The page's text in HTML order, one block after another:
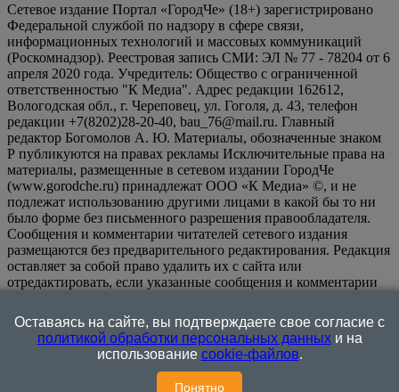
Сетевое издание Портал «ГородЧе» (18+) зарегистрировано
Федеральной службой по надзору в сфере связи,
информационных технологий и массовых коммуникаций
(Роскомнадзор). Реестровая запись СМИ: ЭЛ № 77 - 78204 от 6
апреля 2020 года. Учредитель: Общество с ограниченной
ответственностью "К Медиа". Адрес редакции 162612,
Вологодская обл., г. Череповец, ул. Гоголя, д. 43, телефон
редакции +7(8202)28-20-40, bau_76@mail.ru. Главный
редактор Богомолов А. Ю. Материалы, обозначенные знаком
Р публикуются на правах рекламы Исключительные права на
материалы, размещенные в сетевом издании ГородЧе
(www.gorodche.ru) принадлежат ООО «К Медиа» ©, и не
подлежат использованию другими лицами в какой бы то ни
было форме без письменного разрешения правообладателя.
Сообщения и комментарии читателей сетевого издания
размещаются без предварительного редактирования. Редакция
оставляет за собой право удалить их с сайта или
отредактировать, если указанные сообщения и комментарии
или нарушением иных требований закона.
информационном ресурсе применяются рекомендательные
технологии (информационные технологии предоставления
информации на основе сбора, систематизации и анализа
сведений, относящихся к предпочтениям пользователей сети
Оставаясь на сайте, вы подтверждаете свое согласие с
политикой обработки персональных данныхи на
использование cookie-файлов.
Понятно